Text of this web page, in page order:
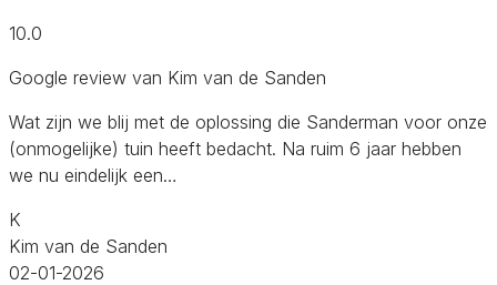
10.0
Google review van Kim van de Sanden
Wat zijn we blij met de oplossing die Sanderman voor onze
(onmogelijke) tuin heeft bedacht. Na ruim 6 jaar hebben
we nu eindelijk een…
K
Kim van de Sanden
02-01-2026